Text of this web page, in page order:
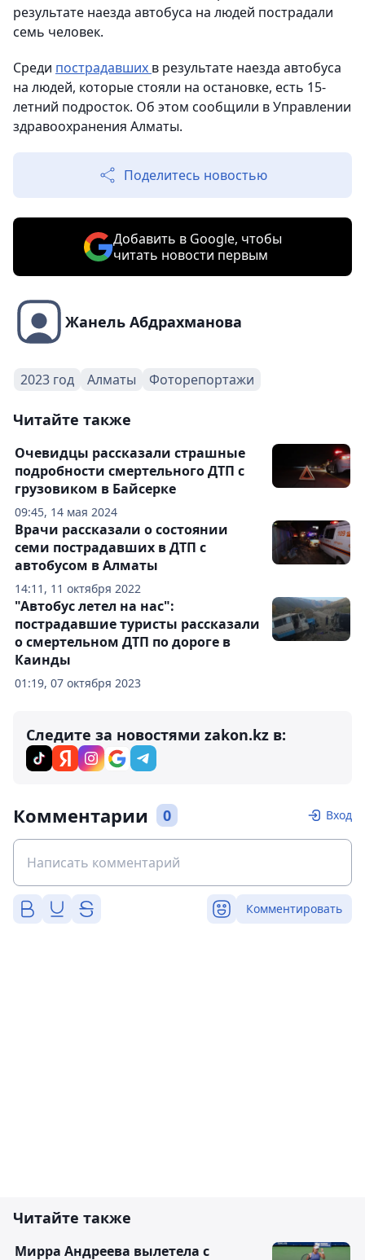
результате наезда автобуса на людей пострадали
семь человек.
Среди пострадавших в результате наезда автобуса
на людей, которые стояли на остановке, есть 15-
летний подросток. Об этом сообщили в Управлении
здравоохранения Алматы.
Поделитесь новостью
Добавить в Google, чтобы
читать новости первым
Жанель Абдрахманова
2023 год Алматы Фоторепортажи
Читайте также
09:45, 14 мая 2024
Очевидцы рассказали страшные
подробности смертельного ДТП с
грузовиком в Байсерке
14:11, 11 октября 2022
Врачи рассказали о состоянии
семи пострадавших в ДТП с
автобусом в Алматы
01:19, 07 октября 2023
"Автобус летел на нас":
пострадавшие туристы рассказали
о смертельном ДТП по дороге в
Каинды
Следите за новостями zakon.kz в:
Комментарии 0 Вход
Комментировать
Читайте также
Мирра Андреева вылетела с